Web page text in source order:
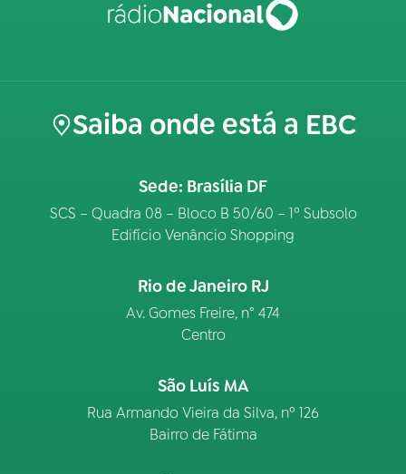
Saiba onde está a EBC
Sede: Brasília DF
SCS – Quadra 08 – Bloco B 50/60 – 1º Subsolo
Edifício Venâncio Shopping
Rio de Janeiro RJ
Av. Gomes Freire, n° 474
Centro
São Luís MA
Rua Armando Vieira da Silva, nº 126
Bairro de Fátima